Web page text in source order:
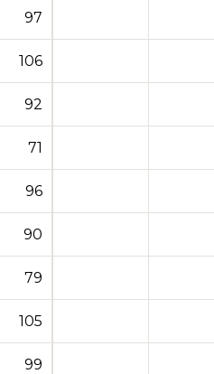
97
106
92
71
96
90
79
105
99